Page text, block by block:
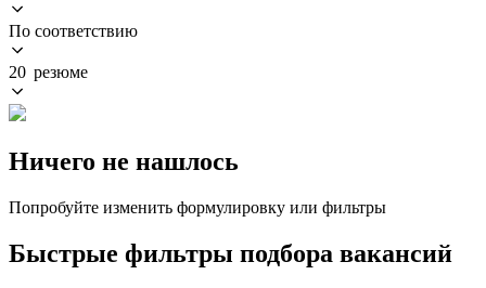
По соответствию
20 резюме
Ничего не нашлось
Попробуйте изменить формулировку или фильтры
Быстрые фильтры подбора вакансий